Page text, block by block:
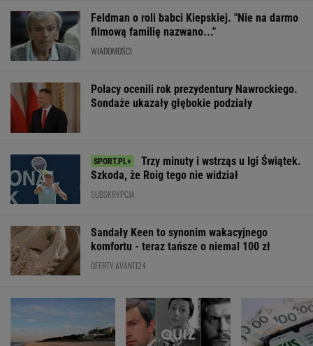
Feldman o roli babci Kiepskiej. "Nie na darmo
filmową familię nazwano..."
WIADOMOŚCI
Polacy ocenili rok prezydentury Nawrockiego.
Sondaże ukazały głębokie podziały
Trzy minuty i wstrząs u Igi Świątek.
Szkoda, że Roig tego nie widział
SUBSKRYPCJA
Sandały Keen to synonim wakacyjnego
komfortu - teraz tańsze o niemal 100 zł
OFERTY AVANTI24